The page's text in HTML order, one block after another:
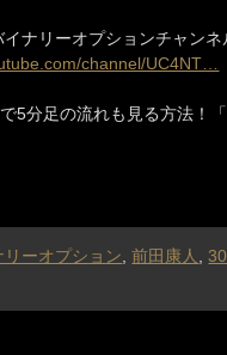
イナリーオプションチャンネ
channel/UC4NT…
で5分足の流れも見る方法！
リーオプション ,前田康人 ,